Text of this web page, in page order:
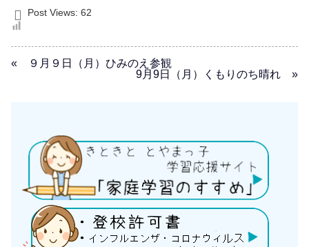
Post Views: 62
« ９月９日（月）ひみのえ参観
9月9日（月）くもりのち晴れ »